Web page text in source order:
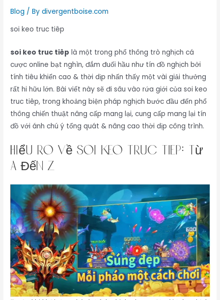
Blog / Bydivergentboise.com
soi keo truc tiêp
soi keo truc tiêp là một trong phổ thông trò nghịch cá
cược online bạt nghìn, đắm đuối hầu như tín đồ nghịch bởi
tính tiêu khiển cao & thời dịp nhấn thấy một vài giải thưởng
rất hi hữu lớn. Bài viết này sẽ đi sâu vào rứa giới của soi keo
truc tiêp, trong khoảng biện pháp nghịch bước đầu đến phổ
thông chiến thuật nâng cấp mang lại, cung cấp mang lại tín
đồ với ánh chú ý tổng quát & nâng cao thời dịp công trình.
Hiểu Rõ Về soi keo truc tiêp: Từ
A Đến Z